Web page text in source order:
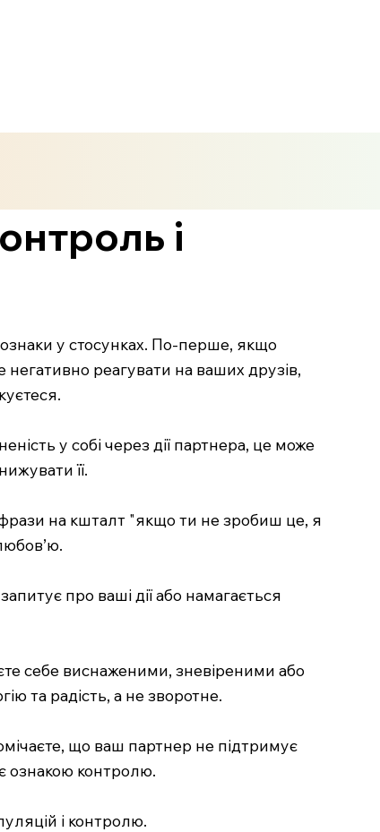
і
у стосунках. По-перше, якщо
реагувати на ваших друзів,
у собі через дії партнера, це може
її.
фрази на кшталт "якщо ти не зробиш це, я
про ваші дії або намагається
себе виснаженими, зневіреними або
та радість, а не зворотне.
що ваш партнер не підтримує
ознакою контролю.
і контролю.